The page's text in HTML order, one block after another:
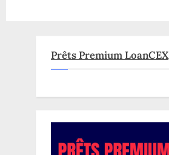
Prêts Premium LoanCEX